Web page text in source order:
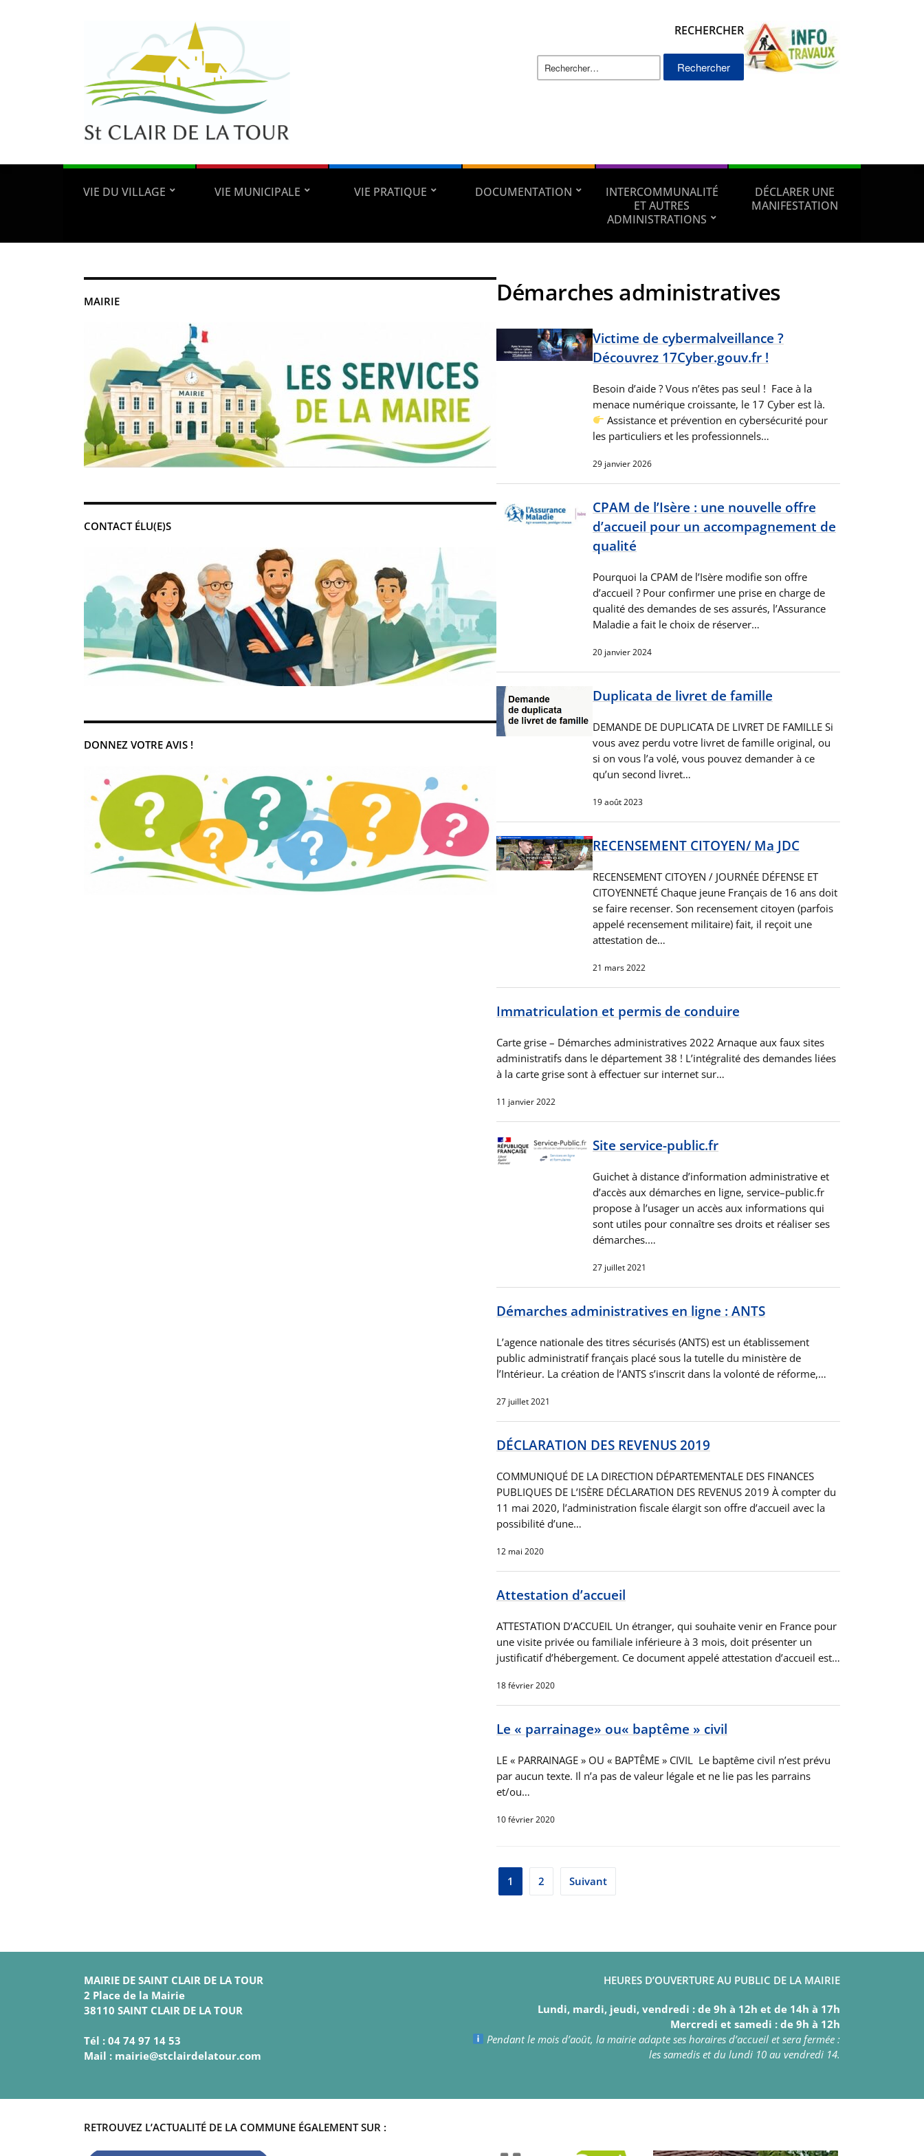
RECHERCHER
Rechercher :
VIE DU VILLAGE VIE MUNICIPALE VIE PRATIQUE DOCUMENTATION
INTERCOMMUNALITÉ
ET AUTRES
ADMINISTRATIONS
DÉCLARER UNE
MANIFESTATION
MAIRIE
CONTACT ÉLU(E)S
DONNEZ VOTRE AVIS !
Démarches administratives
Victime de cybermalveillance ?
Découvrez 17Cyber.gouv.fr !
Besoin d’aide ? Vous n’êtes pas seul ! ​Face à la
menace numérique croissante, le 17 Cyber est là. ​
Assistance et prévention en cybersécurité pour
les particuliers et les professionnels…
29 janvier 2026
CPAM de l’Isère : une nouvelle offre
d’accueil pour un accompagnement de
qualité
Pourquoi la CPAM de l’Isère modifie son offre
d’accueil ? Pour confirmer une prise en charge de
qualité des demandes de ses assurés, l’Assurance
Maladie a fait le choix de réserver…
20 janvier 2024
Duplicata de livret de famille
DEMANDE DE DUPLICATA DE LIVRET DE FAMILLE Si
vous avez perdu votre livret de famille original, ou
si on vous l’a volé, vous pouvez demander à ce
qu’un second livret…
19 août 2023
RECENSEMENT CITOYEN/ Ma JDC
RECENSEMENT CITOYEN / JOURNÉE DÉFENSE ET
CITOYENNETÉ Chaque jeune Français de 16 ans doit
se faire recenser. Son recensement citoyen (parfois
appelé recensement militaire) fait, il reçoit une
attestation de…
21 mars 2022
Immatriculation et permis de conduire
Carte grise – Démarches administratives 2022 Arnaque aux faux sites
administratifs dans le département 38 ! L’intégralité des demandes liées
à la carte grise sont à effectuer sur internet sur…
11 janvier 2022
Site service-public.fr
Guichet à distance d’information administrative et
d’accès aux démarches en ligne, service–public.fr
propose à l’usager un accès aux informations qui
sont utiles pour connaître ses droits et réaliser ses
démarches.…
27 juillet 2021
Démarches administratives en ligne : ANTS
L’agence nationale des titres sécurisés (ANTS) est un établissement
public administratif français placé sous la tutelle du ministère de
l’Intérieur. La création de l’ANTS s’inscrit dans la volonté de réforme,…
27 juillet 2021
DÉCLARATION DES REVENUS 2019
COMMUNIQUÉ DE LA DIRECTION DÉPARTEMENTALE DES FINANCES
PUBLIQUES DE L’ISÈRE DÉCLARATION DES REVENUS 2019 À compter du
11 mai 2020, l’administration fiscale élargit son offre d’accueil avec la
possibilité d’une…
12 mai 2020
Attestation d’accueil
ATTESTATION D’ACCUEIL Un étranger, qui souhaite venir en France pour
une visite privée ou familiale inférieure à 3 mois, doit présenter un
justificatif d’hébergement. Ce document appelé attestation d’accueil est…
18 février 2020
Le « parrainage» ou« baptême » civil
LE « PARRAINAGE » OU « BAPTÊME » CIVIL Le baptême civil n’est prévu
par aucun texte. Il n’a pas de valeur légale et ne lie pas les parrains
et/ou…
10 février 2020
Pagination
1 2 Suivant
MAIRIE DE SAINT CLAIR DE LA TOUR
2 Place de la Mairie
38110 SAINT CLAIR DE LA TOUR
Tél : 04 74 97 14 53
Mail : mairie@stclairdelatour.com
HEURES D’OUVERTURE AU PUBLIC DE LA MAIRIE
Lundi, mardi, jeudi, vendredi : de 9h à 12h et de 14h à 17h
Mercredi et samedi : de 9h à 12h
Pendant le mois d’août, la mairie adapte ses horaires d’accueil et sera fermée :
les samedis et du lundi 10 au vendredi 14.
RETROUVEZ L’ACTUALITÉ DE LA COMMUNE ÉGALEMENT SUR :